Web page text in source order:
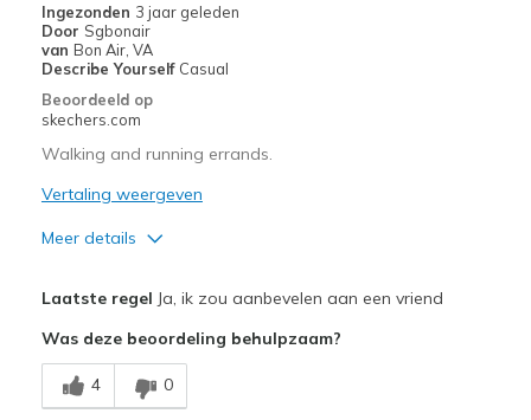
Going Out
View On Shoes
Ingezonden 3 jaar geleden
Door Sgbonair
van Bon Air, VA
Describe Yourself Casual
Beoordeeld op
skechers.com
Walking and running errands.
Vertaling weergeven
Meer details
Breathe Well
Comfortable
Laatste regel Ja, ik zou aanbevelen aan een vriend
Was deze beoordeling behulpzaam?
4 0